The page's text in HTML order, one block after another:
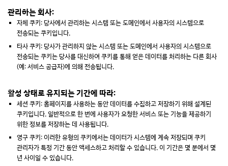
관리하는 회사:
자체 쿠키: 당사에서 관리하는 시스템 또는 도메인에서 사용자의 시스템으로
전송되는 쿠키입니다.
타사 쿠키: 당사가 관리하지 않는 시스템 또는 도메인에서 사용자의 시스템으로
전송되는 쿠키는 당사를 대신하여 쿠키를 통해 얻은 데이터를 처리하는 다른 회사
(예: 서비스 공급자)에 의해 전송됩니다.
활성 상태로 유지되는 기간에 따라:
세션 쿠키: 홈페이지를 사용하는 동안 데이터를 수집하고 저장하기 위해 설계된
쿠키입니다. 일반적으로 한 번에 사용자가 요청한 서비스 또는 기능을 제공하기
위한 정보를 저장하는 데 사용됩니다.
영구 쿠키: 이러한 유형의 쿠키에서는 데이터가 시스템에 계속 저장되며 쿠키
관리자가 특정 기간 동안 액세스하고 처리할 수 있습니다. 이 기간은 몇 분에서 몇
년 사이일 수 있습니다.